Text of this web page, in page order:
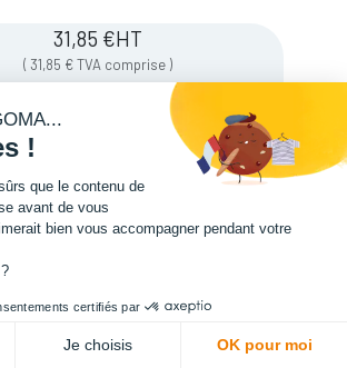
31,85 €HT
( 31,85 €TVA comprise )
averti lorsque le produit est de
nouveau en stock
Enregistrer pour plus tard
!
que le contenu de
avant de vous
bien vous accompagner pendant votre
certifiés par
Je choisis OK pour moi